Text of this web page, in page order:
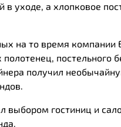
уходе, а хлопковое
на то время компании
постельного
получил
выбором гостиниц и